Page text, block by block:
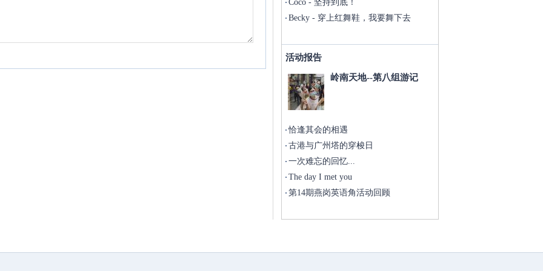
Coco - 坚持到底！
Becky - 穿上红舞鞋，我要舞下去
活动报告
岭南天地--第八组游记
恰逢其会的相遇
古港与广州塔的穿梭日
一次难忘的回忆...
The day I met you
第14期燕岗英语角活动回顾